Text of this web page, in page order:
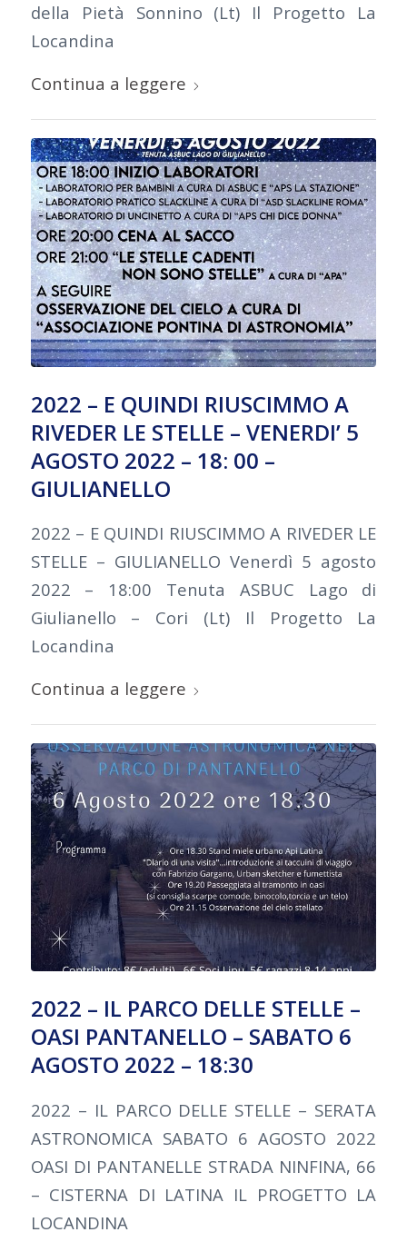
della Pietà Sonnino (Lt) Il Progetto La
Locandina
Continua a leggere
2022 – E QUINDI RIUSCIMMO A
RIVEDER LE STELLE – VENERDI’ 5
AGOSTO 2022 – 18: 00 –
GIULIANELLO
2022 – E QUINDI RIUSCIMMO A RIVEDER LE
STELLE – GIULIANELLO Venerdì 5 agosto
2022 – 18:00 Tenuta ASBUC Lago di
Giulianello – Cori (Lt) Il Progetto La
Locandina
Continua a leggere
2022 – IL PARCO DELLE STELLE –
OASI PANTANELLO – SABATO 6
AGOSTO 2022 – 18:30
2022 – IL PARCO DELLE STELLE – SERATA
ASTRONOMICA SABATO 6 AGOSTO 2022
OASI DI PANTANELLE STRADA NINFINA, 66
– CISTERNA DI LATINA IL PROGETTO LA
LOCANDINA